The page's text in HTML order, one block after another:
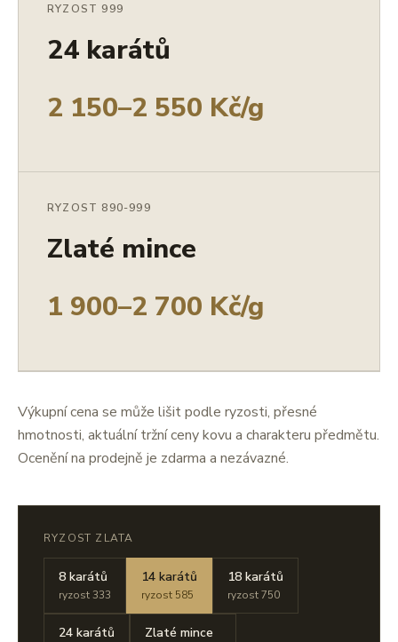
RYZOST 999
24 karátů
2 150–2 550 Kč/g
RYZOST 890-999
Zlaté mince
1 900–2 700 Kč/g
Výkupní cena se může lišit podle ryzosti, přesné
hmotnosti, aktuální tržní ceny kovu a charakteru předmětu.
Ocenění na prodejně je zdarma a nezávazné.
RYZOST ZLATA
8 karátů
ryzost 333
14 karátů
ryzost 585
18 karátů
ryzost 750
24 karátů Zlaté mince